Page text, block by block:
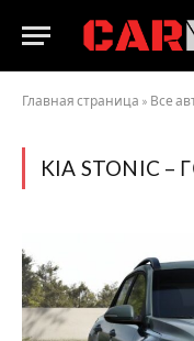
Главная страница » Все
KIA STONIC